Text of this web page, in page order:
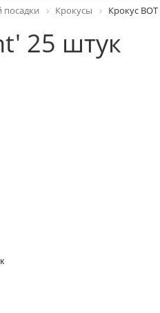
Крокусы Крокус
25 штук